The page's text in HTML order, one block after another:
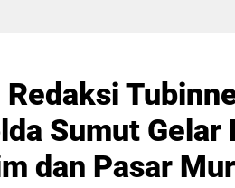
Sumut Gelar
dan Pasar